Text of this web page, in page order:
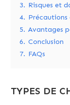
3. Risques et
4. Précautions
5. Avantages
6. Conclusion
7. FAQs
TYPES DE